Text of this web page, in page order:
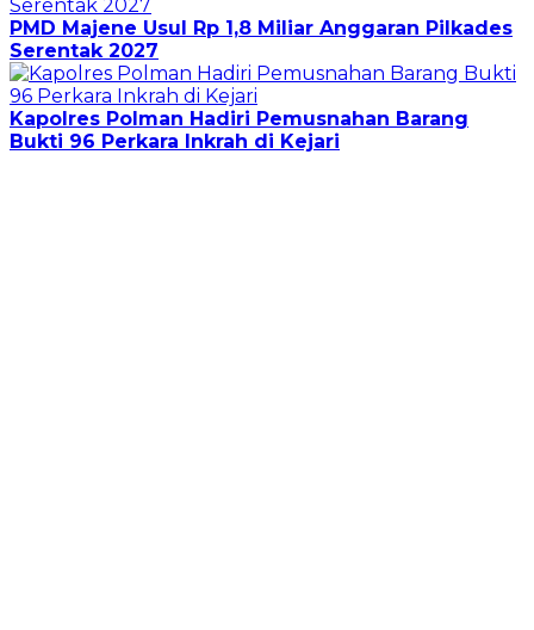
PMD Majene Usul Rp 1,8 Miliar Anggaran Pilkades
Serentak 2027
Kapolres Polman Hadiri Pemusnahan Barang
Bukti 96 Perkara Inkrah di Kejari